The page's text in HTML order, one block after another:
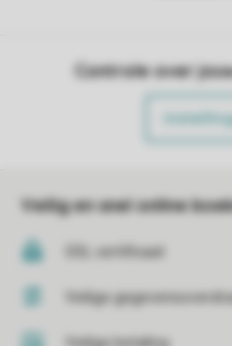
Controle over
Veilig en snel online
SSL certificaat
Veilige